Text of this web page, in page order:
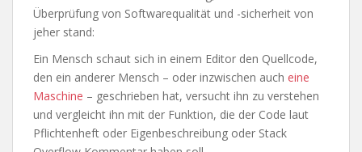
Überprüfung von Softwarequalität und -sicherheit von
jeher stand:
Ein Mensch schaut sich in einem Editor den Quellcode,
den ein anderer Mensch – oder inzwischen auch eine
Maschine – geschrieben hat, versucht ihn zu verstehen
und vergleicht ihn mit der Funktion, die der Code laut
Pflichtenheft oder Eigenbeschreibung oder Stack